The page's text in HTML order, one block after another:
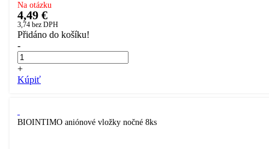
Na otázku
4,49 €
3,74 bez DPH
Přidáno do košíku!
-
+
Kúpiť
BIOINTIMO aniónové vložky nočné 8ks